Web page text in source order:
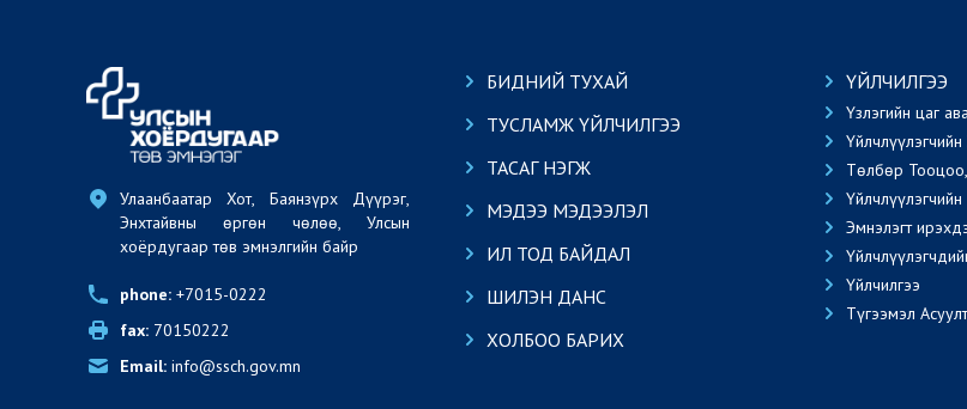
Улаанбаатар Хот, Баянзүрх Дүүрэг,
Энхтайвны өргөн чөлөө, Улсын
хоёрдугаар төв эмнэлгийн байр
phone: +7015-0222
fax: 70150222
Email: info@ssch.gov.mn
БИДНИЙ ТУХАЙ
ТУСЛАМЖ ҮЙЛЧИЛГЭЭ
ТАСАГ НЭГЖ
МЭДЭЭ МЭДЭЭЛЭЛ
ИЛ ТОД БАЙДАЛ
ШИЛЭН ДАНС
ХОЛБОО БАРИХ
ҮЙЛЧИЛГЭЭ
Үзлэгийн цаг
Төлбөр
Үйлчлүүлэгчийн
Эмнэлэгт
Үйлчилгээ
Түгээмэл